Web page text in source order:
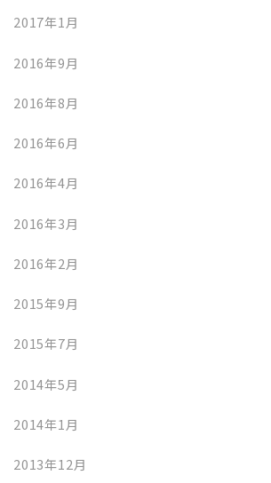
2017年1月
2016年9月
2016年8月
2016年6月
2016年4月
2016年3月
2016年2月
2015年9月
2015年7月
2014年5月
2014年1月
2013年12月